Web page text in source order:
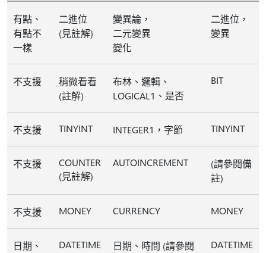
有點、
有點不
一樣
二進位
(見註解)
變異論，
二元變異
變化
二進位，
變異
不支援
稍微看看
(註解)
布林、邏輯、
LOGICAL1、是否
BIT
不支援 TINYINT INTEGER1，字節 TINYINT
不支援
COUNTER
(見註解)
AUTOINCREMENT
(請參閱備
註)
不支援 MONEY CURRENCY MONEY
日期、
DATETIME
日期、時間 (請參閱
DATETIME